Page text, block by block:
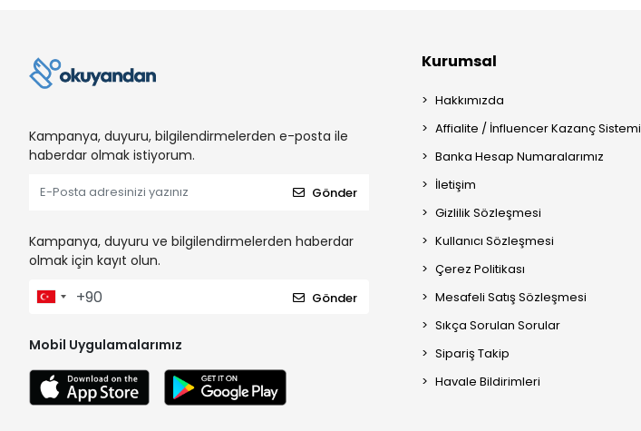
Kampanya, duyuru, bilgilendirmelerden e-posta ile
haberdar olmak istiyorum.
Gönder
Kampanya, duyuru ve bilgilendirmelerden haberdar
olmak için kayıt olun.
Gönder
Mobil Uygulamalarımız
Kurumsal
Hakkımızda
Affialite / İnfluencer Kazanç Sistemi
Banka Hesap Numaralarımız
İletişim
Gizlilik Sözleşmesi
Kullanıcı Sözleşmesi
Çerez Politikası
Mesafeli Satış Sözleşmesi
Sıkça Sorulan Sorular
Sipariş Takip
Havale Bildirimleri